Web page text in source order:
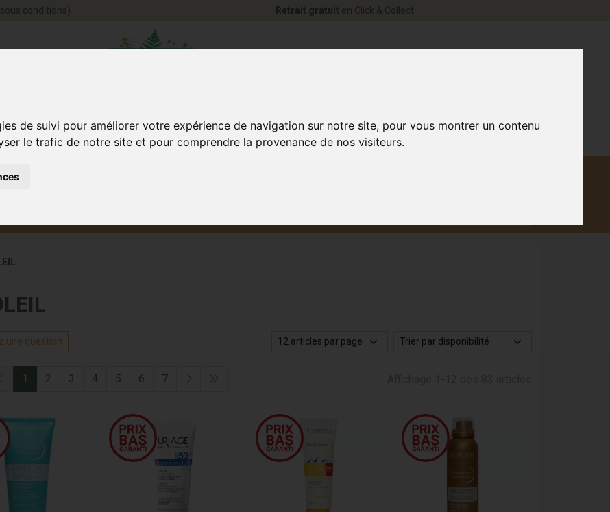
de suivi pour améliorer votre expérience de navigation sur notre site, pour vous montrer un contenu
le trafic de notre site et pour comprendre la provenance de nos visiteurs.
conditions) Retrait gratuit en Click & Collect
une question
1 2 3 4 5 6 7